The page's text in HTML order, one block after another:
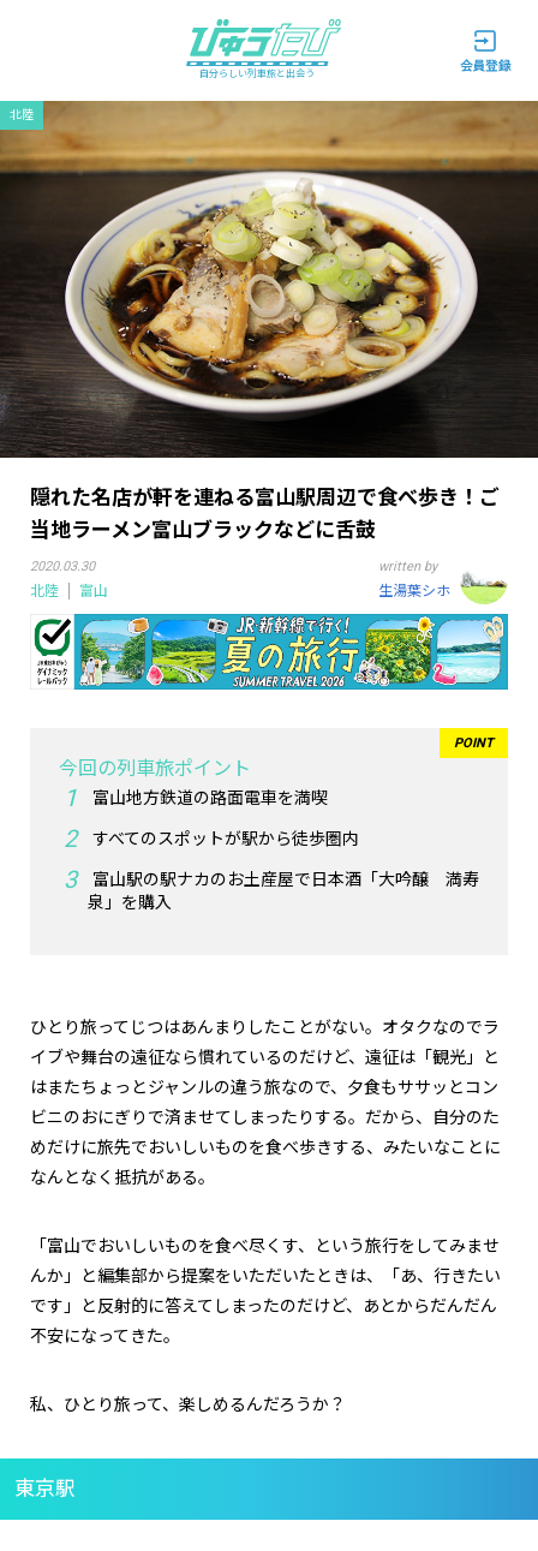
自分らしい列車旅と出会う
北陸
隠れた名店が軒を連ねる富山駅周辺で食べ歩き！ご
当地ラーメン富山ブラックなどに舌鼓
2020.03.30
北陸 富山
written by
生湯葉シホ
今回の列車旅ポイント
富山地方鉄道の路面電車を満喫
すべてのスポットが駅から徒歩圏内
富山駅の駅ナカのお土産屋で日本酒「大吟醸 満寿
泉」を購入
ひとり旅ってじつはあんまりしたことがない。オタクなのでラ
イブや舞台の遠征なら慣れているのだけど、遠征は「観光」と
はまたちょっとジャンルの違う旅なので、夕食もササッとコン
ビニのおにぎりで済ませてしまったりする。だから、自分のた
めだけに旅先でおいしいものを食べ歩きする、みたいなことに
なんとなく抵抗がある。
「富山でおいしいものを食べ尽くす、という旅行をしてみませ
んか」と編集部から提案をいただいたときは、「あ、行きたい
です」と反射的に答えてしまったのだけど、あとからだんだん
不安になってきた。
私、ひとり旅って、楽しめるんだろうか？
東京駅